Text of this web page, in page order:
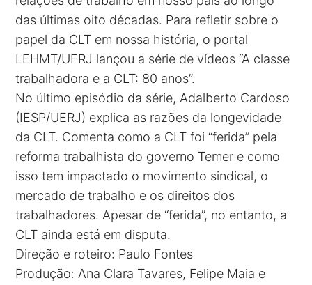
das últimas oito décadas. Para refletir sobre o
papel da CLT em nossa história, o portal
LEHMT/UFRJ lançou a série de vídeos “A classe
trabalhadora e a CLT: 80 anos”.
No último episódio da série, Adalberto Cardoso
(IESP/UERJ) explica as razões da longevidade
da CLT. Comenta como a CLT foi “ferida” pela
reforma trabalhista do governo Temer e como
isso tem impactado o movimento sindical, o
mercado de trabalho e os direitos dos
trabalhadores. Apesar de “ferida”, no entanto, a
CLT ainda está em disputa.
Direção e roteiro: Paulo Fontes
Produção: Ana Clara Tavares, Felipe Maia e